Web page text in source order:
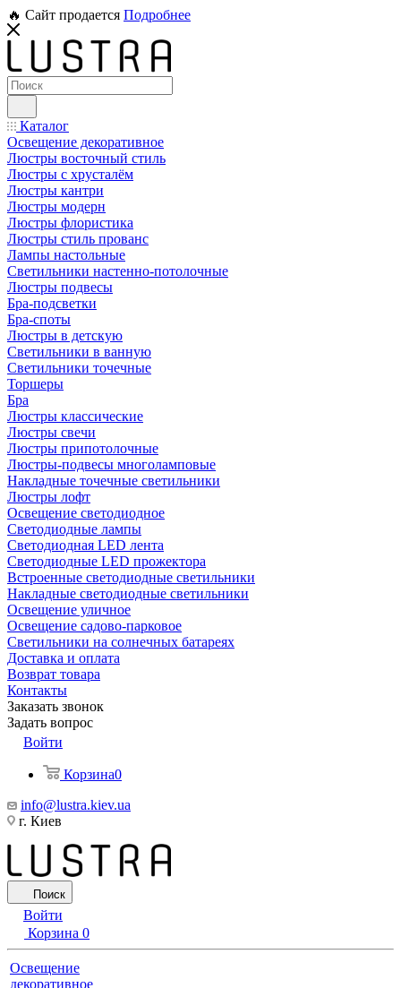
🔥 Сайт продается Подробнее
Каталог
Освещение декоративное
Люстры восточный стиль
Люстры с хрусталём
Люстры кантри
Люстры модерн
Люстры флористика
Люстры стиль прованс
Лампы настольные
Светильники настенно-потолочные
Люстры подвесы
Бра-подсветки
Бра-споты
Люстры в детскую
Светильники в ванную
Светильники точечные
Торшеры
Бра
Люстры классические
Люстры свечи
Люстры припотолочные
Люстры-подвесы многоламповые
Накладные точечные светильники
Люстры лофт
Освещение светодиодное
Светодиодные лампы
Светодиодная LED лента
Светодиодные LED прожектора
Встроенные светодиодные светильники
Накладные светодиодные светильники
Освещение уличное
Освещение садово-парковое
Светильники на солнечных батареях
Доставка и оплата
Возврат товара
Контакты
Заказать звонок
Задать вопрос
Войти
Корзина0
info@lustra.kiev.ua
г. Киев
Поиск
Войти
Корзина 0
Освещение
декоративное